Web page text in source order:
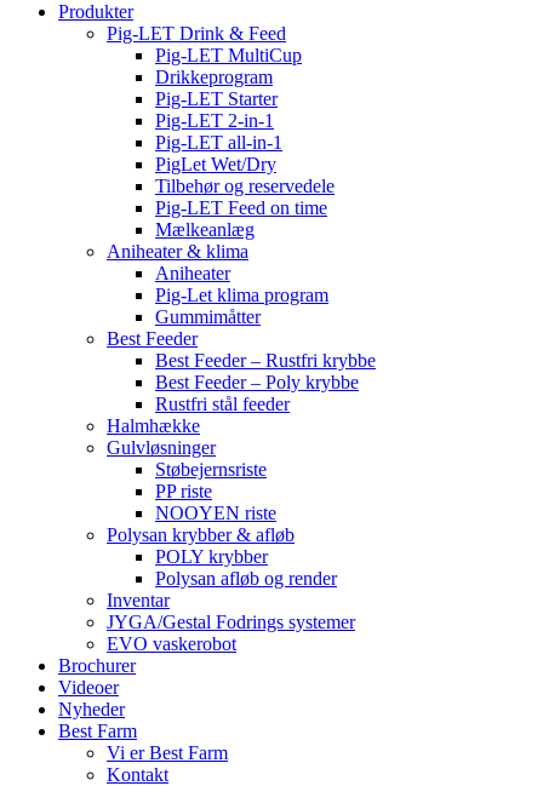
Produkter
Pig-LET Drink & Feed
Pig-LET MultiCup
Drikkeprogram
Pig-LET Starter
Pig-LET 2-in-1
Pig-LET all-in-1
PigLet Wet/Dry
Tilbehør og reservedele
Pig-LET Feed on time
Mælkeanlæg
Aniheater & klima
Aniheater
Pig-Let klima program
Gummimåtter
Best Feeder
Best Feeder – Rustfri krybbe
Best Feeder – Poly krybbe
Rustfri stål feeder
Halmhække
Gulvløsninger
Støbejernsriste
PP riste
NOOYEN riste
Polysan krybber & afløb
POLY krybber
Polysan afløb og render
Inventar
JYGA/Gestal Fodrings systemer
EVO vaskerobot
Brochurer
Videoer
Nyheder
Best Farm
Vi er Best Farm
Kontakt